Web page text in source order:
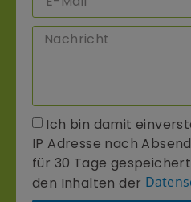
Ich bin damit
IP Adresse nach
für 30 Tage
den Inhalten der